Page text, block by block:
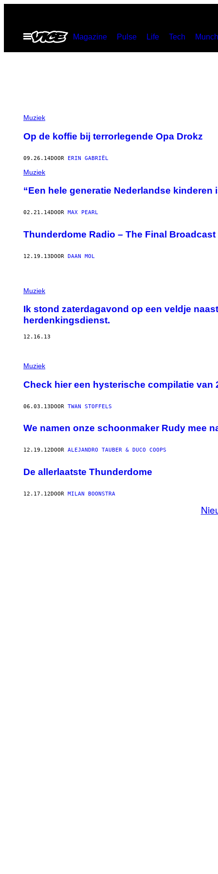
inhoud
Open
menu
Magazine Pulse Life Tech
Muziek
Op de koffie bij terrorlegende Opa Drokz
09.26.14DOOR ERIN GABRIËL
Muziek
“Een hele generatie Nederlandse
02.21.14DOOR MAX PEARL
Thunderdome Radio – The Final Broadcast
12.19.13DOOR DAAN MOL
Muziek
Ik stond zaterdagavond op een veldje
herdenkingsdienst.
12.16.13
Muziek
Check hier een hysterische compilatie van
06.03.13DOOR TWAN STOFFELS
We namen onze schoonmaker Rudy mee
12.19.12DOOR ALEJANDRO TAUBER & DUCO COOPS
De allerlaatste Thunderdome
12.17.12DOOR MILAN BOONSTRA